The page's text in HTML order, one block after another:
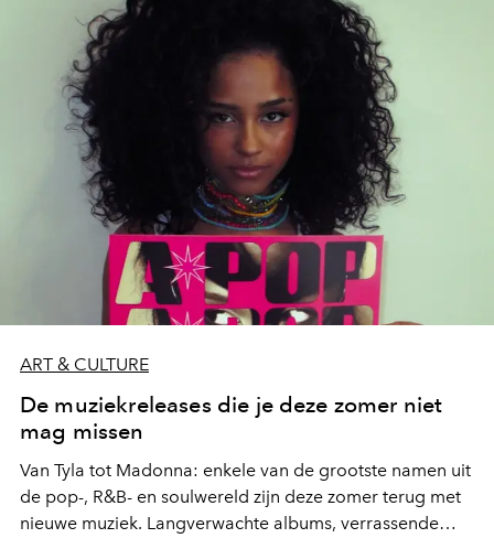
ART & CULTURE
De muziekreleases die je deze zomer niet
mag missen
Van Tyla tot Madonna: enkele van de grootste namen uit
de pop-, R&B- en soulwereld zijn deze zomer terug met
nieuwe muziek. Langverwachte albums, verrassende